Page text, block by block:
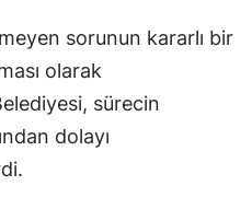
sorunun kararlı bir
olarak
sürecin
dolayı